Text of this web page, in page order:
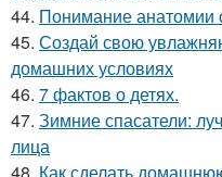
44. Понимание анатомии
45. Создай свою
домашних условиях
46. 7 фактов о детях.
47. Зимние спасатели:
лица